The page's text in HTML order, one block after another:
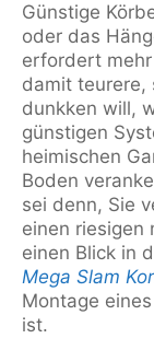
Günstige
oder das
erfordert
damit teurere,
dunkken will,
günstigen
heimischen
Boden
sei denn, Sie
einen riesigen
einen Blick in
Mega Slam
Montage
ist.